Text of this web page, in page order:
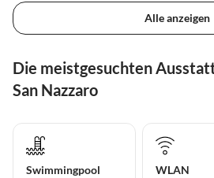
Alle anzeigen
Die meistgesuchten
San Nazzaro
Swimmingpool WLAN